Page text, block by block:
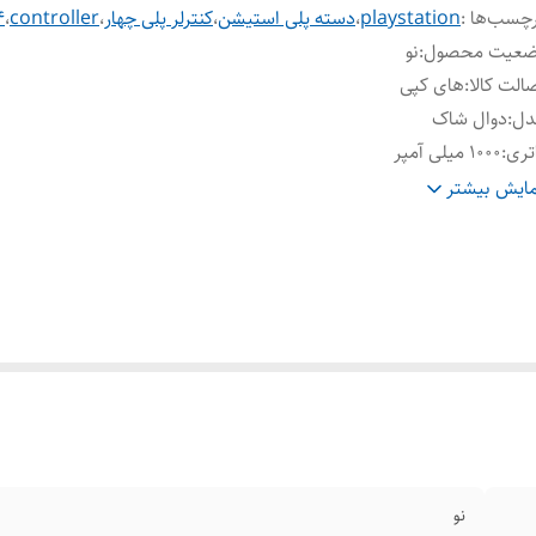
:
playstation،دسته پلی استیشن،کنترلر پلی چهار،controller،
محصول:نو
کالا:های کپی
:دوال شاک
:۱۰۰۰ میلی آمپر
کشور: چین بیشتر
نو